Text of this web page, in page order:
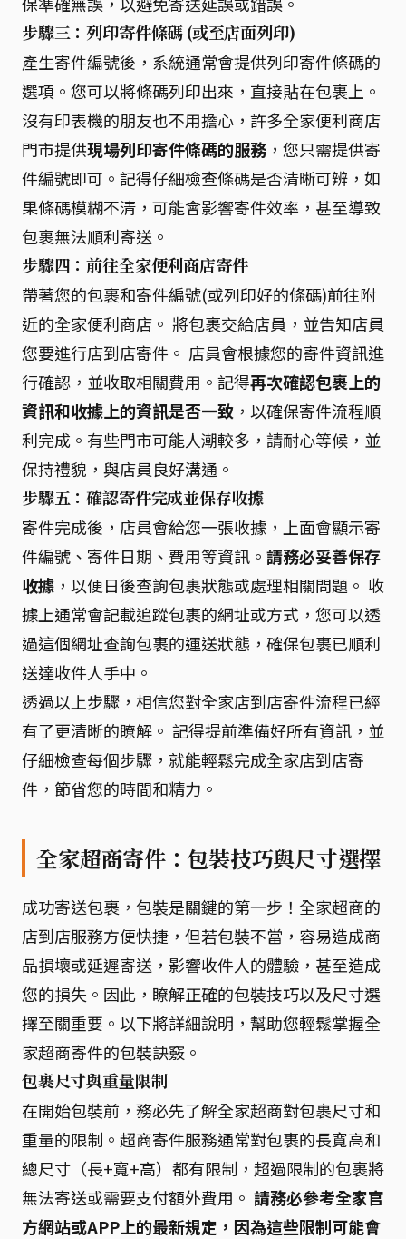
步驟三：列印寄件條碼 (或至店面列印)
產生寄件編號後，系統通常會提供列印寄件條碼的
選項。您可以將條碼列印出來，直接貼在包裹上。
沒有印表機的朋友也不用擔心，許多全家便利商店
門市提供現場列印寄件條碼的服務 ，您只需提供寄
件編號即可。記得仔細檢查條碼是否清晰可辨，如
果條碼模糊不清，可能會影響寄件效率，甚至導致
包裹無法順利寄送。
步驟四：前往全家便利商店寄件
帶著您的包裹和寄件編號(或列印好的條碼)前往附
近的全家便利商店。 將包裹交給店員，並告知店員
您要進行店到店寄件。 店員會根據您的寄件資訊進
行確認，並收取相關費用。記得再次確認包裹上的
資訊和收據上的資訊是否一致 ，以確保寄件流程順
利完成。有些門市可能人潮較多，請耐心等候，並
保持禮貌，與店員良好溝通。
步驟五：確認寄件完成並保存收據
寄件完成後，店員會給您一張收據，上面會顯示寄
件編號、寄件日期、費用等資訊。 請務必妥善保存
收據 ，以便日後查詢包裹狀態或處理相關問題。 收
據上通常會記載追蹤包裹的網址或方式，您可以透
過這個網址查詢包裹的運送狀態，確保包裹已順利
送達收件人手中。
透過以上步驟，相信您對全家店到店寄件流程已經
有了更清晰的瞭解。 記得提前準備好所有資訊，並
仔細檢查每個步驟，就能輕鬆完成全家店到店寄
件，節省您的時間和精力。
全家超商寄件：包裝技巧與尺寸選擇
成功寄送包裹，包裝是關鍵的第一步！全家超商的
店到店服務方便快捷，但若包裝不當，容易造成商
品損壞或延遲寄送，影響收件人的體驗，甚至造成
您的損失。因此，瞭解正確的包裝技巧以及尺寸選
擇至關重要。以下將詳細說明，幫助您輕鬆掌握全
家超商寄件的包裝訣竅。
包裹尺寸與重量限制
在開始包裝前，務必先了解全家超商對包裹尺寸和
重量的限制。超商寄件服務通常對包裹的長寬高和
總尺寸（長+寬+高）都有限制，超過限制的包裹將
無法寄送或需要支付額外費用。 請務必參考全家官
方網站或APP上的最新規定，因為這些限制可能會